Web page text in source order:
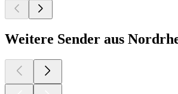
Weitere Sender aus